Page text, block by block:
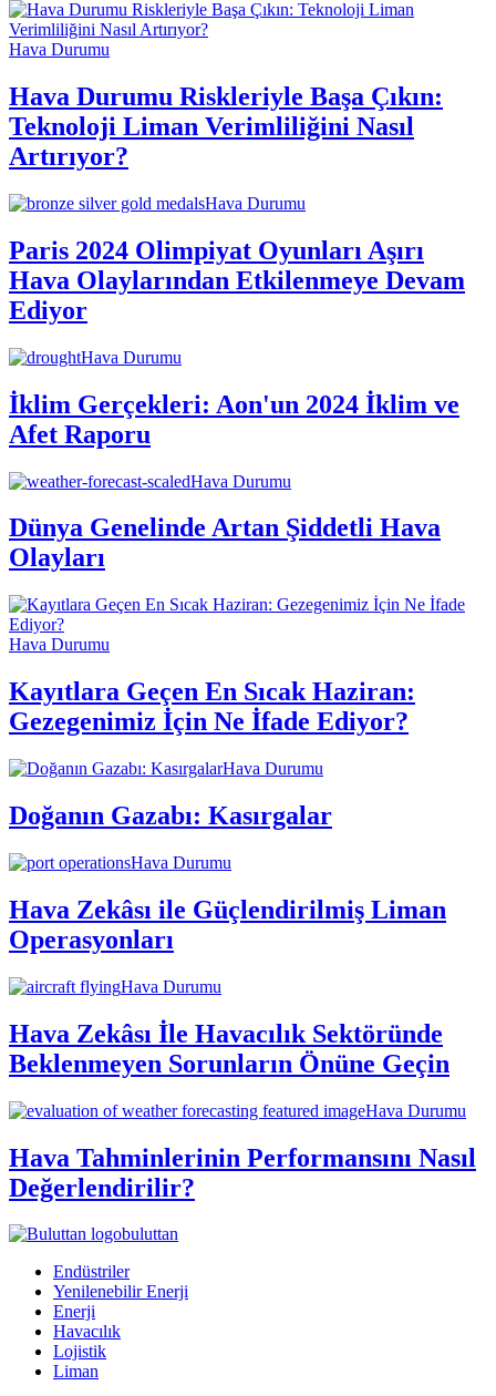
Hava Durumu
Hava Durumu Riskleriyle Başa Çıkın:
Teknoloji Liman Verimliliğini Nasıl
Artırıyor?
Hava Durumu
Paris 2024 Olimpiyat Oyunları Aşırı
Hava Olaylarından Etkilenmeye Devam
Ediyor
Hava Durumu
İklim Gerçekleri: Aon'un 2024 İklim ve
Afet Raporu
Hava Durumu
Dünya Genelinde Artan Şiddetli Hava
Olayları
Hava Durumu
Kayıtlara Geçen En Sıcak Haziran:
Gezegenimiz İçin Ne İfade Ediyor?
Hava Durumu
Doğanın Gazabı: Kasırgalar
Hava Durumu
Hava Zekâsı ile Güçlendirilmiş Liman
Operasyonları
Hava Durumu
Hava Zekâsı İle Havacılık Sektöründe
Beklenmeyen Sorunların Önüne Geçin
Hava Durumu
Hava Tahminlerinin Performansını Nasıl
Değerlendirilir?
buluttan
Endüstriler
Yenilenebilir Enerji
Enerji
Havacılık
Lojistik
Liman